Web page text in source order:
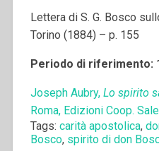
Lettera di S. G. Bosco
Torino (1884) – p. 155
Periodo di riferimento:
Joseph Aubry, Lo spirito
Roma, Edizioni Coop.
Tags: carità apostolica,
Bosco, spirito di don